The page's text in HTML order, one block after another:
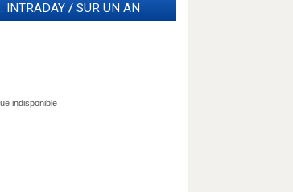
: INTRADAY/ SUR UN AN